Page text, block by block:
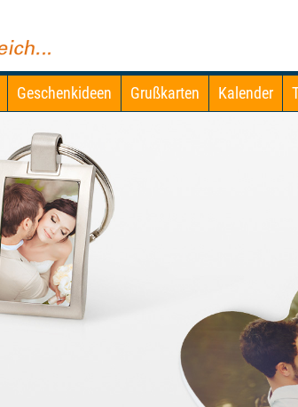
Geschenkideen Grußkarten Kalender